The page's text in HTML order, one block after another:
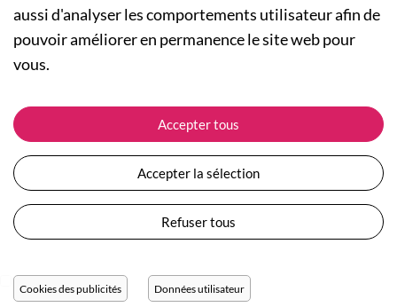
A PROPOS
Qui sommes-nous ?
Actualités
Nos engagements
Plan du site
Devenir revendeur
Collection Femme
Collection Enfants
Les Totebags
Nos différents thèmes
ASSISTANCE
Suivre ma commande
Expédition et livraison
Retour et remboursement
Moyens de paiement
Questions / Réponses
Conditions générales de vente
Protection des données personnelles
Réglage des cookies
aussi d'analyser les comportements utilisateur afin de
pouvoir améliorer en permanence le site web pour
vous.
Accepter tous
Accepter la sélection
Refuser tous
Cookies des publicités Données utilisateur